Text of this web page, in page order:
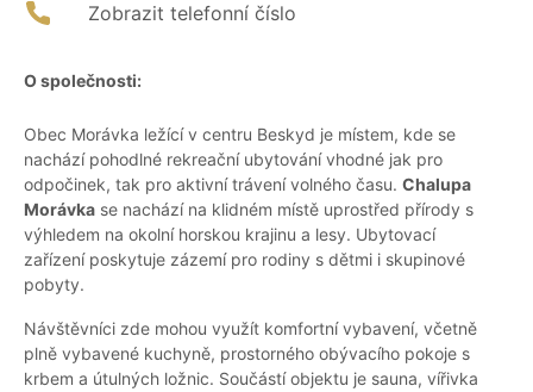
Zobrazit telefonní číslo
O společnosti:
Obec Morávka ležící v centru Beskyd je místem, kde se
nachází pohodlné rekreační ubytování vhodné jak pro
odpočinek, tak pro aktivní trávení volného času. Chalupa
Morávka se nachází na klidném místě uprostřed přírody s
výhledem na okolní horskou krajinu a lesy. Ubytovací
zařízení poskytuje zázemí pro rodiny s dětmi i skupinové
pobyty.
Návštěvníci zde mohou využít komfortní vybavení, včetně
plně vybavené kuchyně, prostorného obývacího pokoje s
krbem a útulných ložnic. Součástí objektu je sauna, vířivka